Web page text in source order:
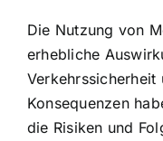
Die Nutzung von
erhebliche
Konsequenzen
die Risiken und